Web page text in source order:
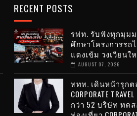
RECENT POSTS
รฟท. รับฟังทุกมุม
ศึกษาโครงการรถ
แดงเข้ม วงเวียน
AUGUST 07, 2026
ททท. เดินหน้ารุกต
CORPORATE
กว่า 52 บริษัท ทด